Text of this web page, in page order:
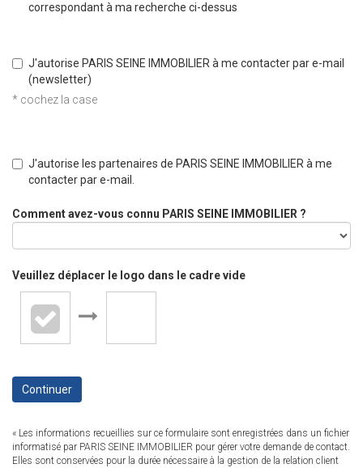
correspondant à ma recherche ci-dessus
J'autorise PARIS SEINE IMMOBILIER à me contacter par e-mail
(newsletter)
* cochez la case
J'autorise les partenaires de PARIS SEINE IMMOBILIER à me
contacter par e-mail.
Comment avez-vous connu PARIS SEINE IMMOBILIER ?
Veuillez déplacer le logo dans le cadre vide
Continuer
« Les informations recueillies sur ce formulaire sont enregistrées dans un fichier
informatisé par PARIS SEINE IMMOBILIER pour gérer votre demande de contact.
Elles sont conservées pour la durée nécessaire à la gestion de la relation client